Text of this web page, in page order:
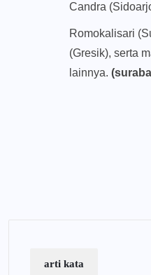
Candra
Romokalisari
(Gresik), serta
lainnya.
arti kata